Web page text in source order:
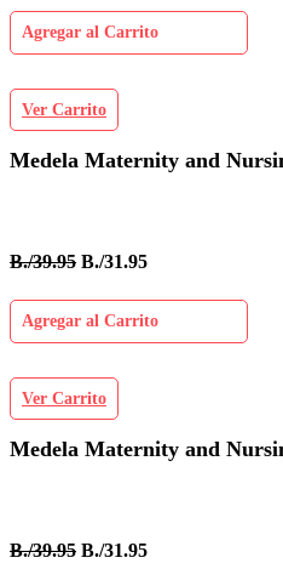
Agregar al Carrito
Ver Carrito
Medela Maternity and
B./39.95 B./31.95
Agregar al Carrito
Ver Carrito
Medela Maternity and
B./39.95 B./31.95